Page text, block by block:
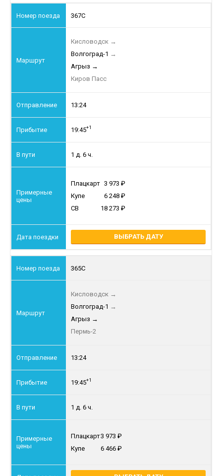
367С
Кисловодск →
Волгоград-1 →
Агрыз →
Киров Пасс
13:24
19:45+1
1 д. 6 ч.
Плацкарт 3 973
Купе
6 248
СВ
18 273
ВЫБРАТЬ ДАТУ
365С
Кисловодск →
Волгоград-1 →
Агрыз →
Пермь-2
13:24
19:45+1
1 д. 6 ч.
Плацкарт3 973
Купе
6 466